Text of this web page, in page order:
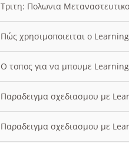
Τριτη: Πολωνια
Πώς χρησιμοποιειται ο
O τοπος για να μπουμε
Παραδειγμα σχεδιασμου με
Παραδειγμα σχεδιασμου με